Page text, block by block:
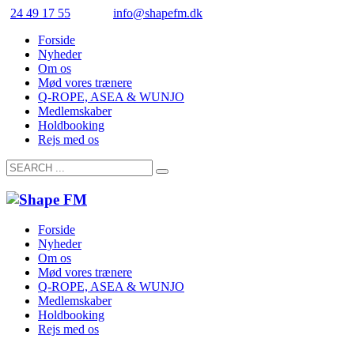
24 49 17 55
info@shapefm.dk
Forside
Nyheder
Om os
Mød vores trænere
Q-ROPE, ASEA & WUNJO
Medlemskaber
Holdbooking
Rejs med os
Forside
Nyheder
Om os
Mød vores trænere
Q-ROPE, ASEA & WUNJO
Medlemskaber
Holdbooking
Rejs med os